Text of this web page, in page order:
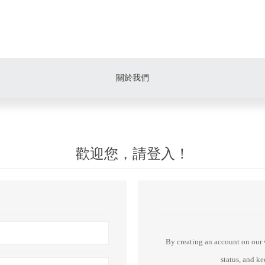
關於我們
歡迎您，請登入！
By creating an account on our
status, and